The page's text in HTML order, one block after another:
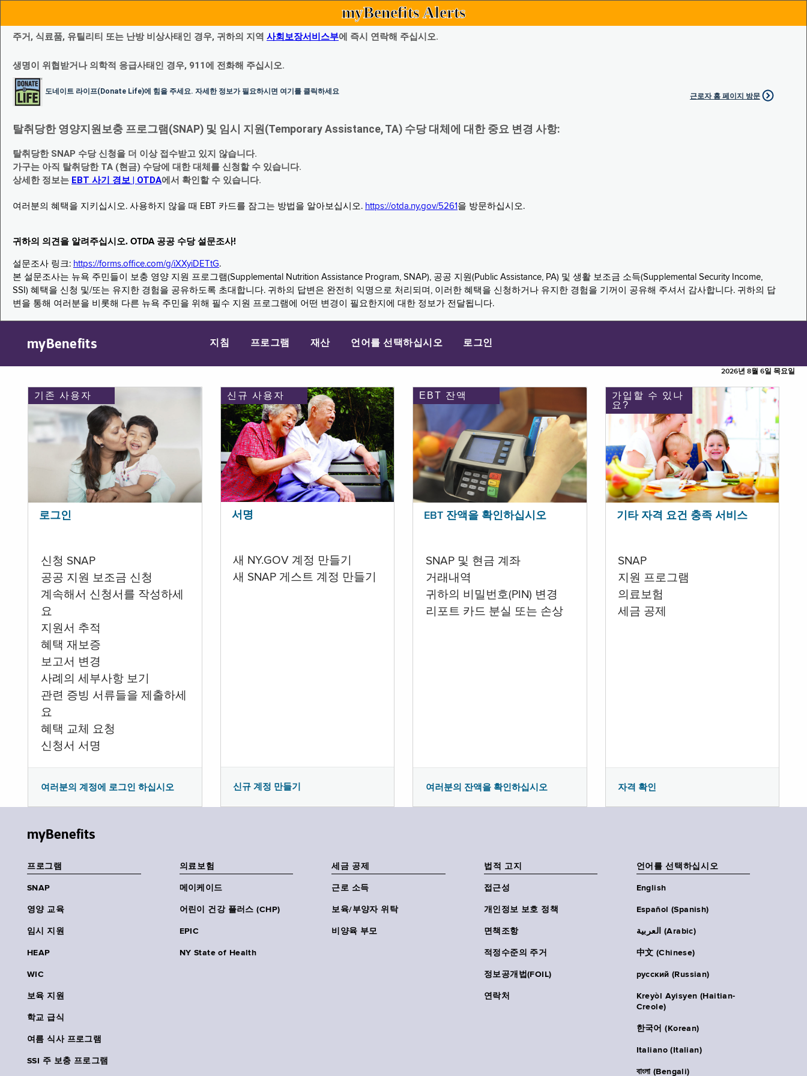
myBenefits Alerts
주거, 식료품, 유틸리티 또는 난방 비상사태인 경우, 귀하의 지역 사회보장서비스부에 즉시 연락해 주십시오.
생명이 위협받거나 의학적 응급사태인 경우, 911에 전화해 주십시오.
도네이트 라이프(Donate Life)에 힘을 주세요. 자세한 정보가 필요하시면 여기를 클릭하세요
근로자 홈 페이지 방문
탈취당한 영양지원보충 프로그램(SNAP) 및 임시 지원(Temporary Assistance, TA) 수당 대체에 대한 중요 변경 사항:
탈취당한 SNAP 수당 신청을 더 이상 접수받고 있지 않습니다.
가구는 아직 탈취당한 TA (현금) 수당에 대한 대체를 신청할 수 있습니다.
상세한 정보는 EBT 사기 경보 | OTDA에서 확인할 수 있습니다.
여러분의 혜택을 지키십시오. 사용하지 않을 때 EBT 카드를 잠그는 방법을 알아보십시오. https://otda.ny.gov/5261 을 방문하십시오.
귀하의 의견을 알려주십시오. OTDA 공공 수당 설문조사!
설문조사 링크: https://forms.office.com/g/iXXyiDETtG.
본 설문조사는 뉴욕 주민들이 보충 영양 지원 프로그램(Supplemental Nutrition Assistance Program, SNAP), 공공 지원(Public Assistance, PA) 및 생활 보조금 소득(Supplemental Security Income,
SSI) 혜택을 신청 및/또는 유지한 경험을 공유하도록 초대합니다. 귀하의 답변은 완전히 익명으로 처리되며, 이러한 혜택을 신청하거나 유지한 경험을 기꺼이 공유해 주셔서 감사합니다. 귀하의 답
변을 통해 여러분을 비롯해 다른 뉴욕 주민을 위해 필수 지원 프로그램에 어떤 변경이 필요한지에 대한 정보가 전달됩니다.
myBenefits 지침 프로그램 재산 언어를 선택하십시오 로그인
2026년 8월 6일 목요일
기존 사용자
로그인
신청 SNAP
공공 지원 보조금 신청
계속해서 신청서를 작성하세
요
지원서 추적
혜택 재보증
보고서 변경
사례의 세부사항 보기
관련 증빙 서류들을 제출하세
요
혜택 교체 요청
신청서 서명
여러분의 계정에 로그인 하십시오
신규 사용자
서명
새 NY.GOV 계정 만들기
새 SNAP 게스트 계정 만들기
신규 계정 만들기
EBT 잔액
EBT 잔액을 확인하십시오
SNAP 및 현금 계좌
거래내역
귀하의 비밀번호(PIN) 변경
리포트 카드 분실 또는 손상
여러분의 잔액을 확인하십시오
가입할 수 있나
요?
기타 자격 요건 충족 서비스
SNAP
지원 프로그램
의료보험
세금 공제
자격 확인
myBenefits
프로그램
SNAP
영양 교육
임시 지원
HEAP
WIC
보육 지원
학교 급식
여름 식사 프로그램
SSI 주 보충 프로그램
의료보험
메이케이드
어린이 건강 플러스 (CHP)
EPIC
NY State of Health
세금 공제
근로 소득
보육/부양자 위탁
비양육 부모
법적 고지
접근성
개인정보 보호 정책
면책조항
적정수준의 주거
정보공개법(FOIL)
연락처
언어를 선택하십시오
English
Español (Spanish)
العربية (Arabic)
中文 (Chinese)
русский (Russian)
Kreyòl Ayisyen (Haitian-
Creole)
한국어 (Korean)
Italiano (Italian)
বাংলা (Bengali)